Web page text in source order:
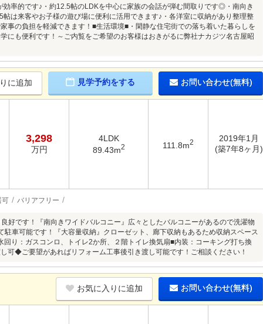
率的です♪・約12.5帖のLDKを中心に家族の会話が弾む間取りです◎・南向き
は来客やお子様の遊び場に便利に活用できます♪・各洋室に収納があり整理整
事の負担を軽減できます！■生活環境■・閑静な住宅街での落ち着いた暮らしを
も便利です！～ご内覧をご希望のお客様はおきがるに弊社ナカジツ名古屋昭
に追加 見学予約をする お問い合わせ(無料)
3,298
万円
4LDK
89.43m2 111.8m2
2019年1月
(築7年8ヶ月)
可 バリアフリー
です！『南向きワイドバルコニー』広々としたバルコニーがあるので洗濯物
車可能です！『大容量収納』クローゼット、廊下収納もあるため収納スペース
り：ガスコンロ、トイレ2か所、２階トイレ換気扇■内装：コーキング打ち換
可◆ご要望があればリフォーム工事後引き渡し可能です！ご相談ください！
お気に入りに追加 お問い合わせ(無料)